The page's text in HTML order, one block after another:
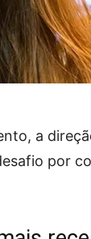
a
por